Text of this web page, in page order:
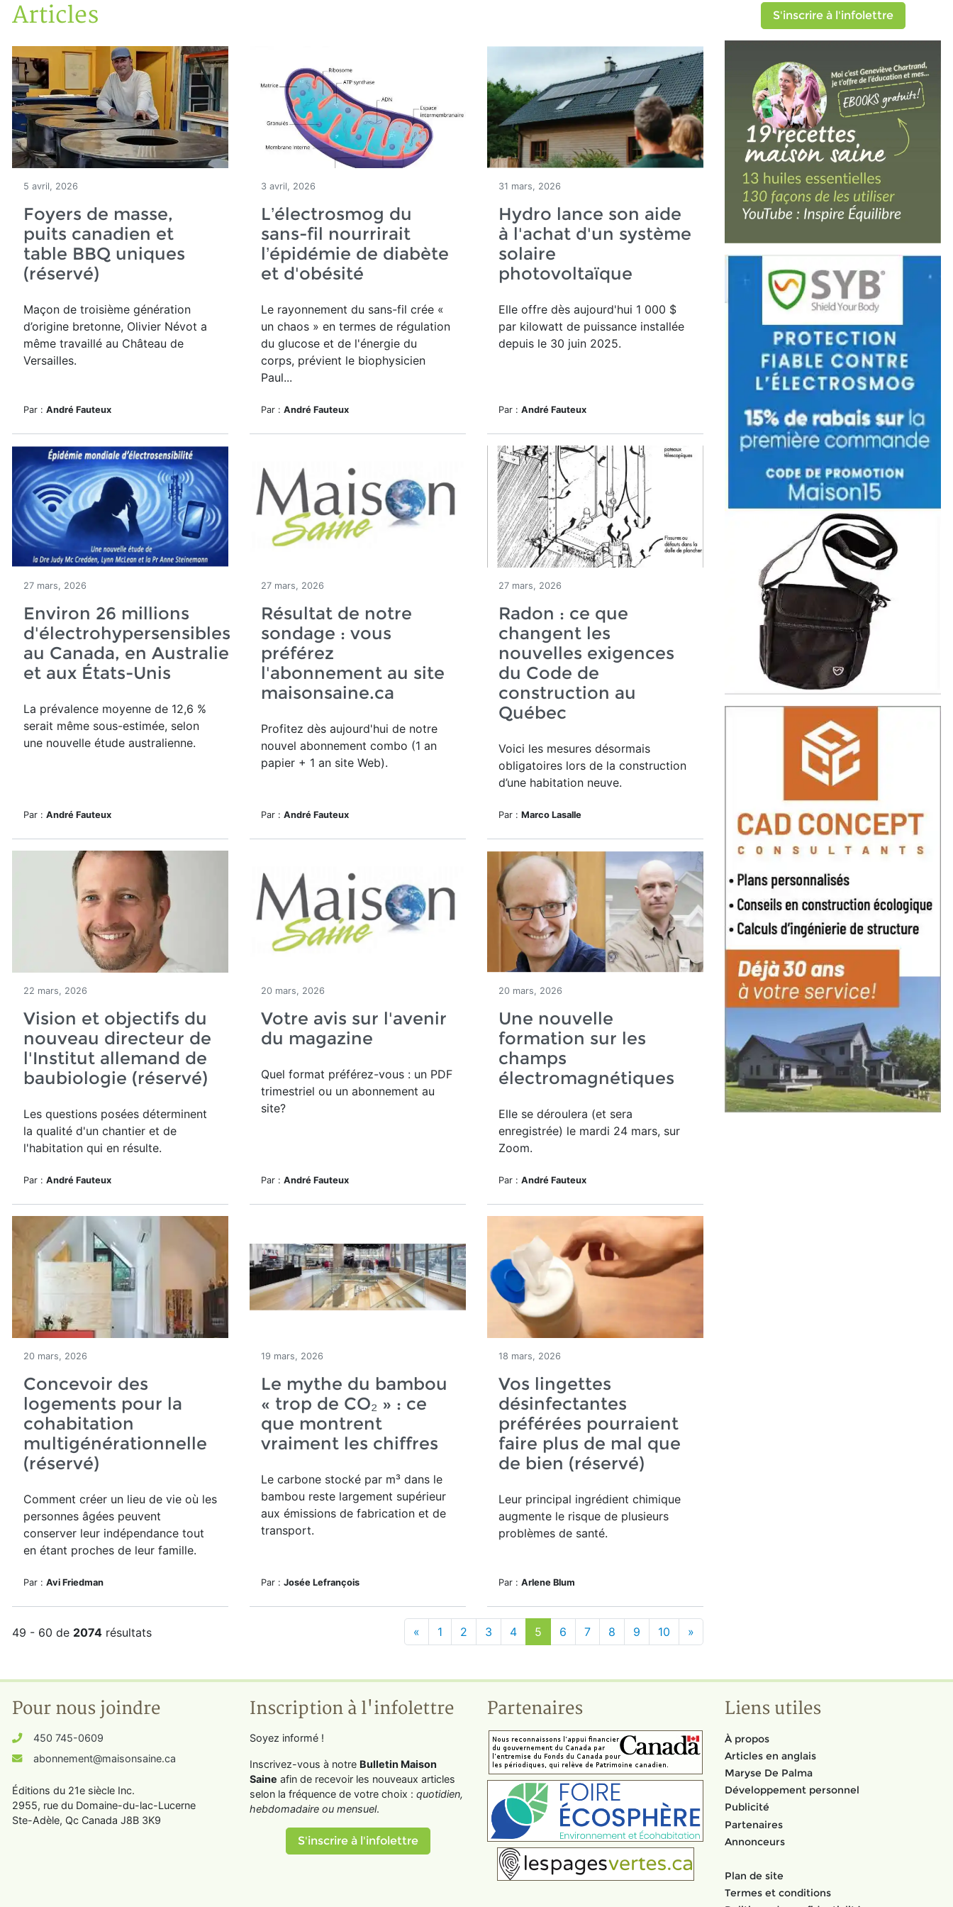
Accueil
Articles
Articles
5 avril, 2026
Foyers de masse,
puits canadien et
table BBQ uniques
(réservé)
Maçon de troisième génération
d’origine bretonne, Olivier Névot a
même travaillé au Château de
Versailles.
Par : André Fauteux
3 avril, 2026
L’électrosmog du
sans-fil nourrirait
l’épidémie de diabète
et d'obésité
Le rayonnement du sans-fil crée «
un chaos » en termes de régulation
du glucose et de l'énergie du
corps, prévient le biophysicien
Paul...
Par : André Fauteux
31 mars, 2026
Hydro lance son aide
à l'achat d'un système
solaire
photovoltaïque
Elle offre dès aujourd'hui 1 000 $
par kilowatt de puissance installée
depuis le 30 juin 2025.
Par : André Fauteux
27 mars, 2026
Environ 26 millions
d'électrohypersensibles
au Canada, en Australie
et aux États-Unis
La prévalence moyenne de 12,6 %
serait même sous-estimée, selon
une nouvelle étude australienne.
Par : André Fauteux
27 mars, 2026
Résultat de notre
sondage : vous
préférez
l'abonnement au site
maisonsaine.ca
Profitez dès aujourd'hui de notre
nouvel abonnement combo (1 an
papier + 1 an site Web).
Par : André Fauteux
27 mars, 2026
Radon : ce que
changent les
nouvelles exigences
du Code de
construction au
Québec
Voici les mesures désormais
obligatoires lors de la construction
d’une habitation neuve.
Par : Marco Lasalle
22 mars, 2026
Vision et objectifs du
nouveau directeur de
l'Institut allemand de
baubiologie (réservé)
Les questions posées déterminent
la qualité d'un chantier et de
l'habitation qui en résulte.
Par : André Fauteux
20 mars, 2026
Votre avis sur l'avenir
du magazine
Quel format préférez-vous : un PDF
trimestriel ou un abonnement au
site?
Par : André Fauteux
20 mars, 2026
Une nouvelle
formation sur les
champs
électromagnétiques
Elle se déroulera (et sera
enregistrée) le mardi 24 mars, sur
Zoom.
Par : André Fauteux
20 mars, 2026
Concevoir des
logements pour la
cohabitation
multigénérationnelle
(réservé)
Comment créer un lieu de vie où les
personnes âgées peuvent
conserver leur indépendance tout
en étant proches de leur famille.
Par : Avi Friedman
19 mars, 2026
Le mythe du bambou
« trop de CO₂ » : ce
que montrent
vraiment les chiffres
Le carbone stocké par m³ dans le
bambou reste largement supérieur
aux émissions de fabrication et de
transport.
Par : Josée Lefrançois
18 mars, 2026
Vos lingettes
désinfectantes
préférées pourraient
faire plus de mal que
de bien (réservé)
Leur principal ingrédient chimique
augmente le risque de plusieurs
problèmes de santé.
Par : Arlene Blum
49 - 60 de 2074 résultats « 1 2 3 4 5 6 7 8 9 10 »
S'inscrire à l'infolettre
Pour nous joindre
450 745-0609
abonnement@maisonsaine.ca
Éditions du 21e siècle Inc.
2955, rue du Domaine-du-lac-Lucerne
Ste-Adèle, Qc Canada J8B 3K9
Inscription à l'infolettre
Soyez informé !
Inscrivez-vous à notre Bulletin Maison
Saine afin de recevoir les nouveaux articles
selon la fréquence de votre choix : quotidien,
hebdomadaire ou mensuel.
S'inscrire à l'infolettre
Partenaires Liens utiles
À propos
Articles en anglais
Maryse De Palma
Développement personnel
Publicité
Partenaires
Annonceurs
Plan de site
Termes et conditions